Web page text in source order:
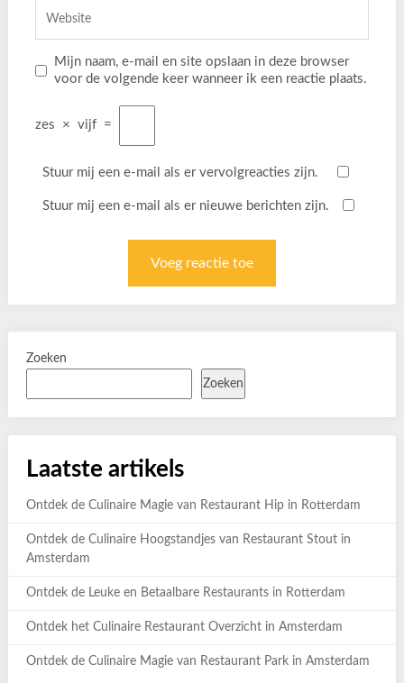
Mijn naam, e-mail en site opslaan in deze browser
voor de volgende keer wanneer ik een reactie plaats.
zes × vijf =
Stuur mij een e-mail als er vervolgreacties zijn.
Stuur mij een e-mail als er nieuwe berichten zijn.
Zoeken
Zoeken
Laatste artikels
Ontdek de Culinaire Magie van Restaurant Hip in Rotterdam
Ontdek de Culinaire Hoogstandjes van Restaurant Stout in
Amsterdam
Ontdek de Leuke en Betaalbare Restaurants in Rotterdam
Ontdek het Culinaire Restaurant Overzicht in Amsterdam
Ontdek de Culinaire Magie van Restaurant Park in Amsterdam